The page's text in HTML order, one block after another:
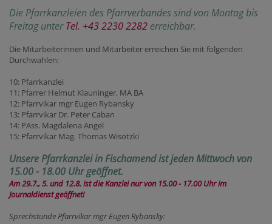
Die Pfarrkanzleien des Pfarrverbandes sind von Montag bis
Freitag unterTel. +43 2230 2282 erreichbar.
Die Mitarbeiterinnen und Mitarbeiter erreichen Sie mit folgenden
Durchwahlen:
10: Pfarrkanzlei
11: Pfarrer Helmut Klauninger, MA BA
12: Pfarrvikar mgr Eugen Rybansky
13: Pfarrvikar Dr. Peter Caban
14: PAss. Magdalena Angel
15: Pfarrvikar Mag. Thomas Wisotzki
Unsere Pfarrkanzlei in Fischamend ist jeden Mittwoch von
15.00 - 18.00 Uhr geöffnet.
Am 29.7., 5. und 12.8. ist die Kanzlei nur von 15.00 - 17.00 Uhr im
Journaldienst geöffnet!
Sprechstunde Pfarrvikar mgr Eugen Rybansky: